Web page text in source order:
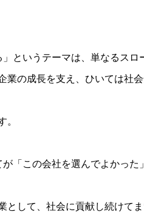
というテーマは、単なるスロ
の成長を支え、ひいては社
。
「この会社を選んでよかった
して、社会に貢献し続けてま